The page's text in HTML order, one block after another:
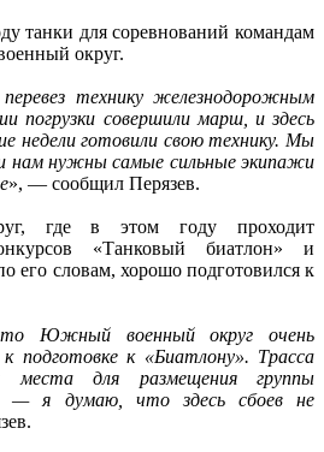
танки для соревнований командам
округ.
технику железнодорожным
погрузки совершили марш, и здесь
недели готовили свою технику. Мы
нам нужны самые сильные экипажи
», — сообщил Перязев.
где в этом году проходит
«Танковый биатлон» и
его словам, хорошо подготовился к
Южный военный округ очень
подготовке к «Биатлону». Трасса
места для размещения группы
— я думаю, что здесь сбоев не